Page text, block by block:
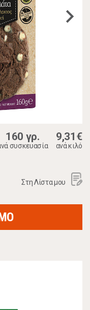
160 γρ.
συσκευασία
9,31€
ανά κιλό
Στη Λίστα μου